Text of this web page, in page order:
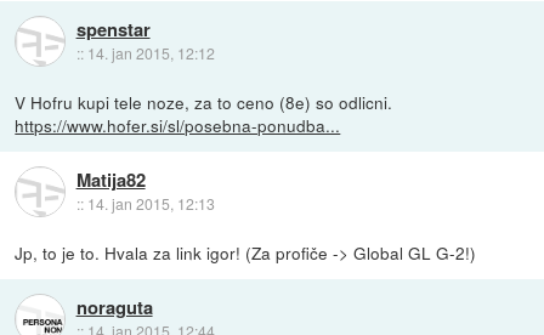
spenstar
:: 14. jan 2015, 12:12
V Hofru kupi tele noze, za to ceno (8e) so odlicni.
https://www.hofer.si/sl/posebna-ponudba...
Matija82
:: 14. jan 2015, 12:13
Jp, to je to. Hvala za link igor! (Za profiče -> Global GL G-2!)
noraguta
:: 14. jan 2015, 12:44